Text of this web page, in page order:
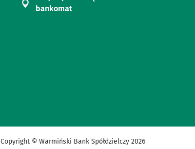
bankomat
Copyright © Warmiński Bank Spółdzielczy 2026